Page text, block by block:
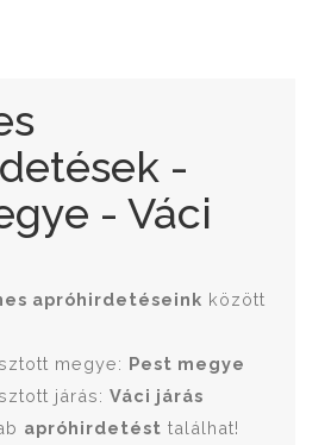
-
- Váci
apróhirdetéseink között
megye: Pest megye
járás: Váci járás
apróhirdetést találhat!